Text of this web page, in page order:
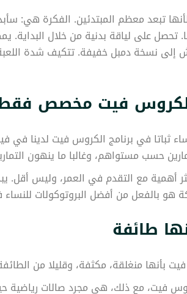
تبعد معظم المبتدئين. الفكرة هي:
تحصل على لياقة بدنية من خلال
إلى نسخة دمبل خفيفة. تتكيف شدة
ثباتا في برنامج الكروس فيت لدينا في
حسب مستواهم، وغالبا ما ينهون
أهمية مع التقدم في العمر، وليس أقل.
هو بالفعل من أفضل البروتوكولات
بأنها منغلقة، مكثفة، وقليلا من